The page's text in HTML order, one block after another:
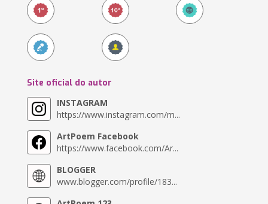
Site oficial do autor
INSTAGRAM
https://www.instagram.com/m...
ArtPoem Facebook
https://www.facebook.com/Ar...
BLOGGER
www.blogger.com/profile/183...